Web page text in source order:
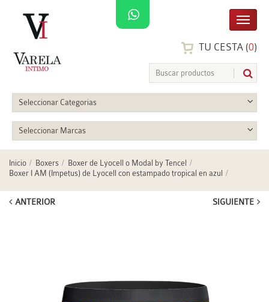
TU CESTA (0)
Seleccionar Categorias
Seleccionar Marcas
Inicio Boxers
Boxer de Lyocell o Modal by Tencel
Boxer I AM (Impetus) de Lyocell con estampado tropical en azul
ANTERIOR SIGUIENTE